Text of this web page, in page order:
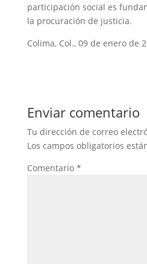
participación social es
la procuración de justicia.
Colima, Col., 09 de enero de
Enviar comentario
Tu dirección de correo
Los campos obligatorios
Comentario *